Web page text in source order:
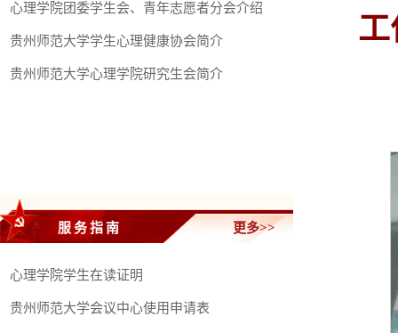
心理学院团委学生会、青年志愿者分会介绍
贵州师范大学学生心理健康协会简介
贵州师范大学心理学院研究生会简介
服务指南 更多>>
心理学院学生在读证明
贵州师范大学会议中心使用申请表
工